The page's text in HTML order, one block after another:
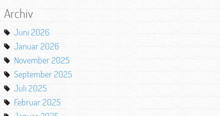
Archiv
Juni 2026
Januar 2026
November 2025
September 2025
Juli 2025
Februar 2025